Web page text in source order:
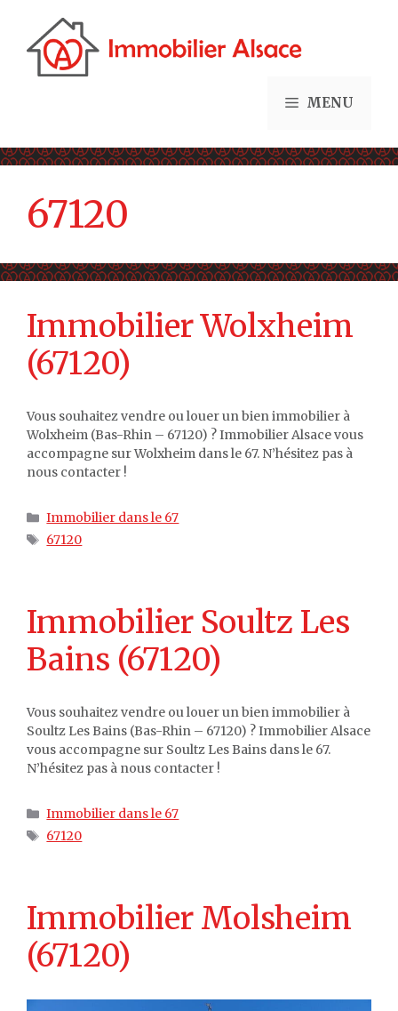
contenu
MENU
67120
Immobilier Wolxheim
(67120)
Vous souhaitez vendre ou louer un bien immobilier à
Wolxheim (Bas-Rhin – 67120) ? Immobilier Alsace vous
accompagne sur Wolxheim dans le 67. N’hésitez pas à
nous contacter !
Catégories
Immobilier dans le 67
Étiquettes
67120
Immobilier Soultz Les
Bains (67120)
Vous souhaitez vendre ou louer un bien immobilier à
Soultz Les Bains (Bas-Rhin – 67120) ? Immobilier Alsace
vous accompagne sur Soultz Les Bains dans le 67.
N’hésitez pas à nous contacter !
Catégories
Immobilier dans le 67
Étiquettes
67120
Immobilier Molsheim
(67120)